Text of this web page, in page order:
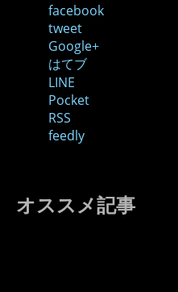
facebook
tweet
Google+
はてブ
LINE
Pocket
RSS
feedly
オススメ記事